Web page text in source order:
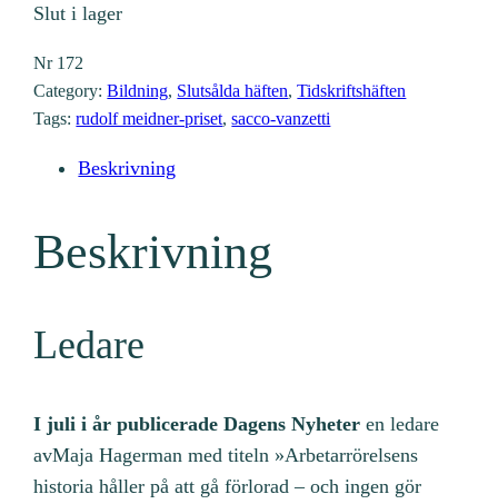
Slut i lager
Nr 172
Category:Bildning, Slutsålda häften, Tidskriftshäften
Tags:rudolf meidner-priset, sacco-vanzetti
Beskrivning
Beskrivning
Ledare
I juli i år publicerade Dagens Nyheter en ledare
avMaja Hagerman med titeln »Arbetarrörelsens
historia håller på att gå förlorad – och ingen gör